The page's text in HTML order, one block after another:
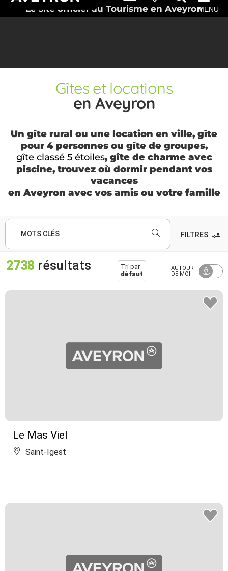
Le site officiel du Tourisme en AveyronMENU
Gîtes et locations
en Aveyron
Un gîte rural ou une location en ville, gîte
pour 4 personnes ou gîte de groupes,
gîte classé 5 étoiles, gîte de charme avec
piscine, trouvez où dormir pendant vos
vacances
en Aveyron avec vos amis ou votre famille
MOTS CLÉS FILTRES
2738 résultats
Tri par
défaut
AUTOUR
DE MOI
Le Mas Viel
Saint-Igest